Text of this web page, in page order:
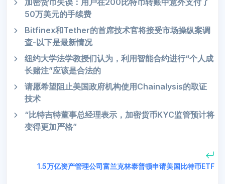
加密货币失误：用户在200比特币转账中意外支付了
50万美元的手续费
Bitfinex和Tether的首席技术官将接受市场操纵案调
查-以下是最新情况
纽约大学法学教授们认为，利用智能合约进行“个人成
长赌注”应该是合法的
请愿希望阻止美国政府机构使用Chainalysis的取证
技术
“比特吉特董事总经理表示，加密货币KYC监管预计将
变得更加严格”
1.5万亿资产管理公司富兰克林泰普顿申请美国比特币ETF